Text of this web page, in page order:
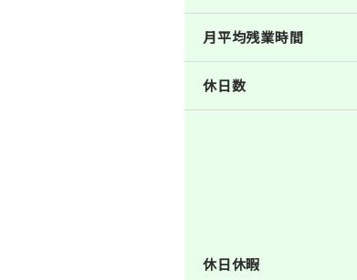
月平均残業時間
休日数
休日休暇